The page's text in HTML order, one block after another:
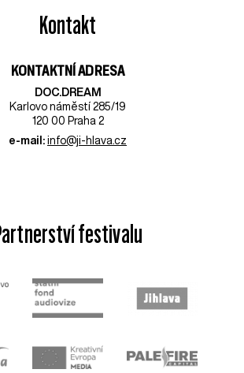
Kontakt
KONTAKTNÍ ADRESA
DOC.DREAM​
Karlovo náměstí 285/19
120 00 Praha 2
e-mail: info@ji-hlava.cz
festivalu